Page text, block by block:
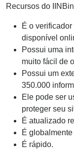
Recursos do
É o
disponível
Possui uma
muito fácil de
Possui um
350.000
Ele pode ser
proteger seu
É atualizado
É
É rápido.